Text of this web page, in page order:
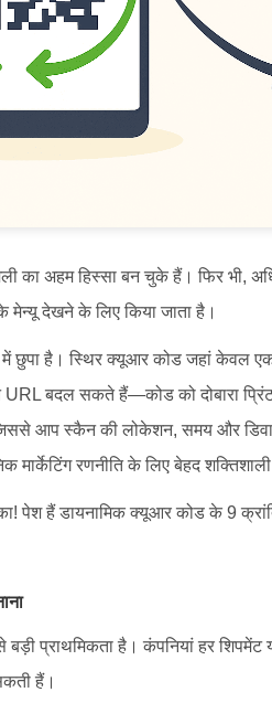
अहम हिस्सा बन चुके हैं। फिर भी,
मेन्यू देखने के लिए किया जाता है।
छुपा है। स्थिर क्यूआर कोड जहां केवल एक
बदल सकते हैं—कोड को दोबारा
आप स्कैन की लोकेशन, समय और
मार्केटिंग रणनीति के लिए बेहद
हैं डायनामिक क्यूआर कोड के 9
प्राथमिकता है। कंपनियां हर
हैं।